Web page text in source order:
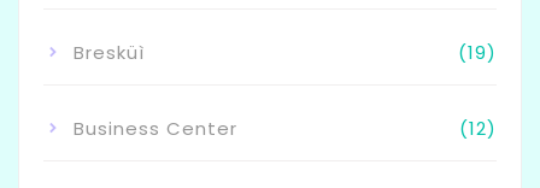
Bresküì (19)
Business Center (12)